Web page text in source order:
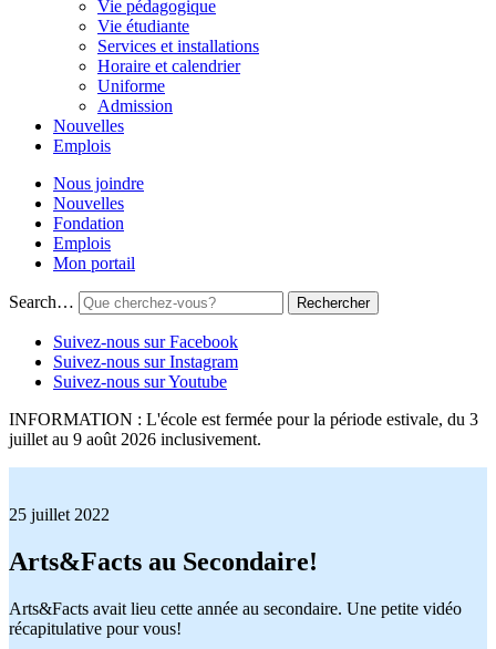
Vie pédagogique
Vie étudiante
Services et installations
Horaire et calendrier
Uniforme
Admission
Nouvelles
Emplois
Nous joindre
Nouvelles
Fondation
Emplois
Mon portail
Search…
Suivez-nous sur Facebook
Suivez-nous sur Instagram
Suivez-nous sur Youtube
INFORMATION : L'école est fermée pour la période estivale, du 3
juillet au 9 août 2026 inclusivement.
25 juillet 2022
Arts&Facts au Secondaire!
Arts&Facts avait lieu cette année au secondaire. Une petite vidéo
récapitulative pour vous!